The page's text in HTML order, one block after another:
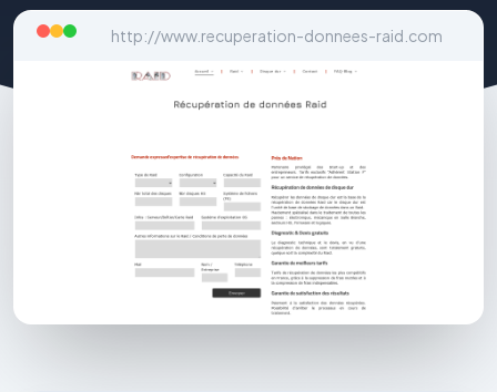
http://www.recuperation-donnees-raid.com